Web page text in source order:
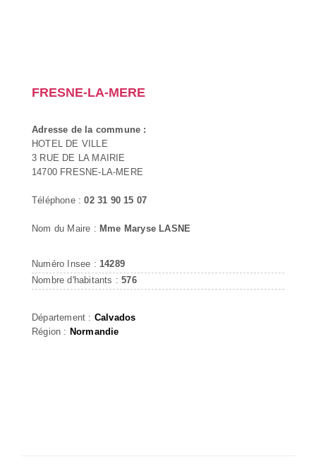
FRESNE-LA-MERE
Adresse de la commune :
HOTEL DE VILLE
3 RUE DE LA MAIRIE
14700 FRESNE-LA-MERE
Téléphone :02 31 90 15 07
Nom du Maire : Mme Maryse LASNE
Numéro Insee : 14289
Nombre d'habitants :576
Département : Calvados
Région : Normandie